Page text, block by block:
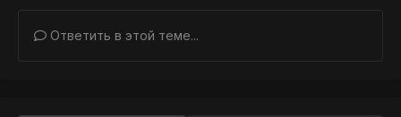
Ответить в этой теме...